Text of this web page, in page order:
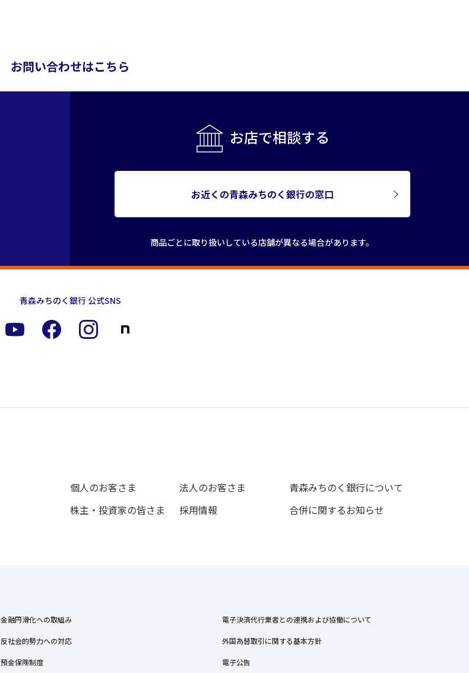
お問い合わせはこちら
お店で相談する
お近くの青森みちのく銀行の窓口
商品ごとに取り扱いしている店舗が異なる場合があります。
青森みちのく銀行 公式SNS
個人のお客さま 法人のお客さま
青森みちのく銀行について
株主・投資家の皆さま
採用情報 合併に関するお知らせ
金融円滑化への取組み
反社会的勢力への対応
預金保険制度
電子決済代行業者との連携および協働について
外国為替取引に関する基本方針
電子公告